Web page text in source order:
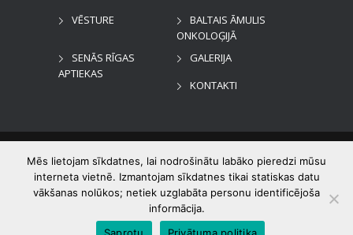
VĒSTURE
BALTAIS ĀMULIS
ONKOLOĢIJĀ
SENĀS RĪGAS
APTIEKAS
GALERIJA
KONTAKTI
©2026Dzirciema aptieka. Visas tiesības
aizsargātas.
Privātuma politika Lietošanas noteikumi
Mēs lietojam sīkdatnes, lai nodrošinātu labāko pieredzi mūsu
interneta vietnē. Izmantojam sīkdatnes tikai statiskas datu
vākšanas nolūkos; netiek uzglabāta personu identificējoša
informācija.
Saprotu
Privātuma politika